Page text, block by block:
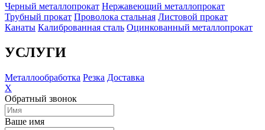
Черный металлопрокат Нержавеющий металлопрокат
Трубный прокат Проволока стальная Листовой прокат
Канаты Калиброванная сталь Оцинкованный металлопрокат
УСЛУГИ
Металлообработка Резка Доставка
X
Обратный звонок
Ваше имя